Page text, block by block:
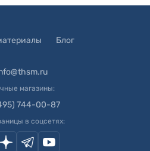
Блог
магазины:
744-00-87
в соцсетях: